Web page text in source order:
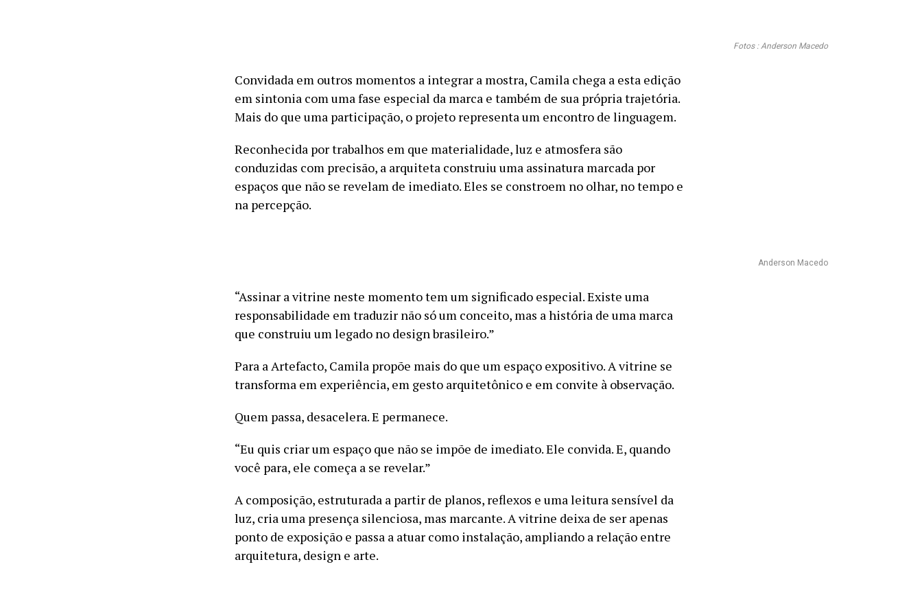
Fotos : Anderson Macedo
Convidada em outros momentos a integrar a mostra, Camila chega a esta edição
em sintonia com uma fase especial da marca e também de sua própria trajetória.
Mais do que uma participação, o projeto representa um encontro de linguagem.
Reconhecida por trabalhos em que materialidade, luz e atmosfera são
conduzidas com precisão, a arquiteta construiu uma assinatura marcada por
espaços que não se revelam de imediato. Eles se constroem no olhar, no tempo e
na percepção.
Anderson Macedo
“Assinar a vitrine neste momento tem um significado especial. Existe uma
responsabilidade em traduzir não só um conceito, mas a história de uma marca
que construiu um legado no design brasileiro.”
Para a Artefacto, Camila propõe mais do que um espaço expositivo. A vitrine se
transforma em experiência, em gesto arquitetônico e em convite à observação.
Quem passa, desacelera. E permanece.
“Eu quis criar um espaço que não se impõe de imediato. Ele convida. E, quando
você para, ele começa a se revelar.”
A composição, estruturada a partir de planos, reflexos e uma leitura sensível da
luz, cria uma presença silenciosa, mas marcante. A vitrine deixa de ser apenas
ponto de exposição e passa a atuar como instalação, ampliando a relação entre
arquitetura, design e arte.